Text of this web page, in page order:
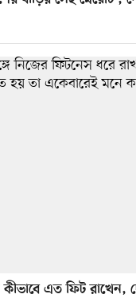
এত ফিট রাখেন,